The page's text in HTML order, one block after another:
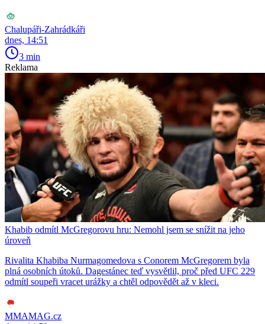
Chalupáři-Zahrádkáři
dnes, 14:51
3 min
Reklama
Khabib odmítl McGregorovu hru: Nemohl jsem se snížit na jeho
úroveň
Rivalita Khabiba Nurmagomedova s Conorem McGregorem byla
plná osobních útoků. Dagestánec teď vysvětlil, proč před UFC 229
odmítl soupeři vracet urážky a chtěl odpovědět až v kleci.
MMAMAG.cz